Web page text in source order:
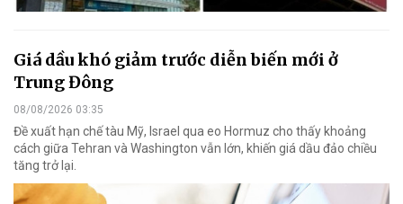
Giá dầu khó giảm trước diễn biến mới ở
Trung Đông
08/08/2026 03:35
Đề xuất hạn chế tàu Mỹ, Israel qua eo Hormuz cho thấy khoảng
cách giữa Tehran và Washington vẫn lớn, khiến giá dầu đảo chiều
tăng trở lại.